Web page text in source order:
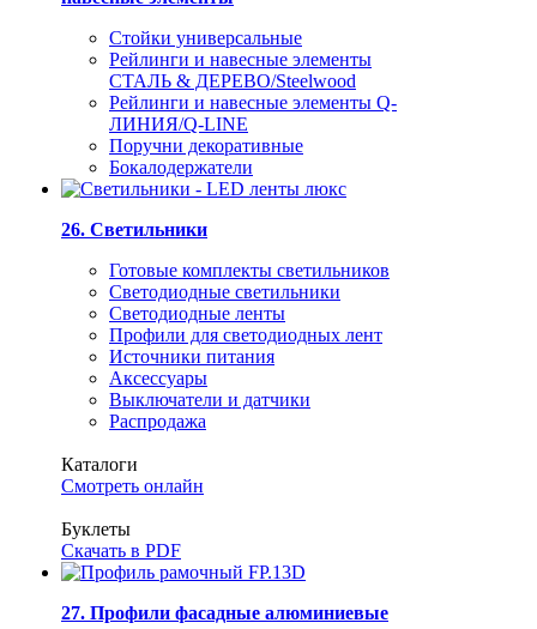
Стойки универсальные
Рейлинги и навесные элементы
СТАЛЬ & ДЕРЕВО/Steelwood
Рейлинги и навесные элементы Q-
ЛИНИЯ/Q-LINE
Поручни декоративные
Бокалодержатели
26. Светильники
Готовые комплекты светильников
Светодиодные светильники
Светодиодные ленты
Профили для светодиодных лент
Источники питания
Аксессуары
Выключатели и датчики
Распродажа
Каталоги
Смотреть онлайн
Буклеты
Скачать в PDF
27. Профили фасадные алюминиевые